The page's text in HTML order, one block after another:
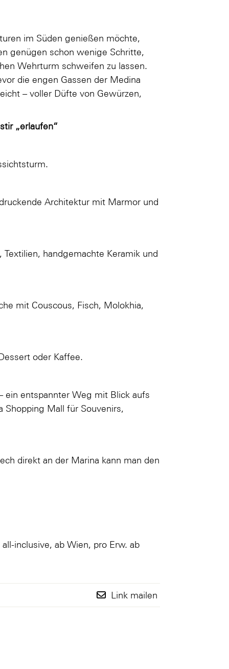
im Süden genießen möchte,
genügen schon wenige Schritte,
Wehrturm schweifen zu lassen.
die engen Gassen der Medina
– voller Düfte von Gewürzen,
„erlaufen“
Architektur mit Marmor und
handgemachte Keramik und
mit Couscous, Fisch, Molokhia,
oder Kaffee.
ein entspannter Weg mit Blick aufs
Shopping Mall für Souvenirs,
direkt an der Marina kann man den
inclusive, ab Wien, pro Erw. ab
Link mailen